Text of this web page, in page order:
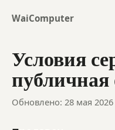
WaiComputer
Условия
Обновлено: 28 мая 2026